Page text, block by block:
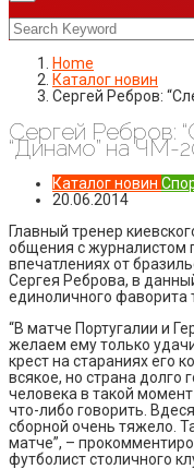
Home
Каталог новин
Сергей Ребров:
Сергей Ребров:
“Динамо” на ЧМ-
Каталог новин
20.06.2014
Главный тренер
общения с журналистом
впечатлениях от
Сергея Реброва, в
единоличного фаворита
“В матче Португалии и
желаем ему только
крест на стараниях его
всякое, но страна долго
человека в такой
что-либо говорить.
сборной очень тяжело.
матче”, –
футболист столичного